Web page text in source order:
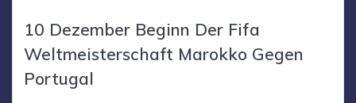
10 Dezember Beginn Der Fifa
Weltmeisterschaft Marokko Gegen
Portugal